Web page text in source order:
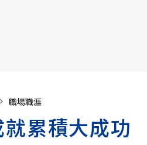
職場職涯
累積大成功